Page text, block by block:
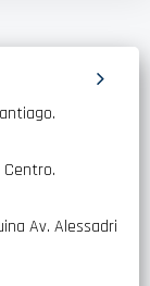
Av. Alessadri